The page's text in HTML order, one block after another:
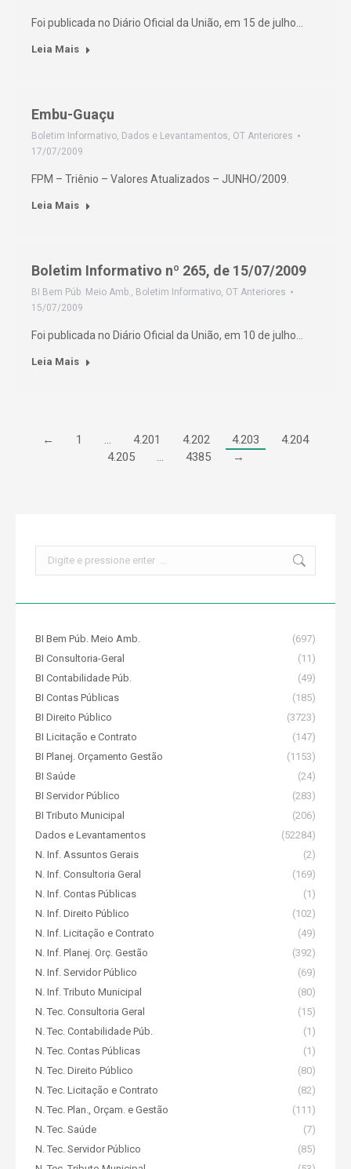
Foi publicada no Diário Oficial da União, em 15 de julho…
Leia Mais
Embu-Guaçu
Boletim Informativo, Dados e Levantamentos, OT Anteriores
17/07/2009
FPM – Triênio – Valores Atualizados – JUNHO/2009.
Leia Mais
Boletim Informativo nº 265, de 15/07/2009
BI Bem Púb. Meio Amb., Boletim Informativo, OT Anteriores
15/07/2009
Foi publicada no Diário Oficial da União, em 10 de julho…
Leia Mais
← 1 … 4.201 4.202 4.203
4.204
4.205
… 4385 →
BI Bem Púb. Meio Amb.
(697)
BI Consultoria-Geral
(11)
BI Contabilidade Púb.
(49)
BI Contas Públicas
(185)
BI Direito Público
(3723)
BI Licitação e Contrato
(147)
BI Planej. Orçamento Gestão
(1153)
BI Saúde
(24)
BI Servidor Público
(283)
BI Tributo Municipal
(206)
Dados e Levantamentos
(52284)
N. Inf. Assuntos Gerais
(2)
N. Inf. Consultoria Geral
(169)
N. Inf. Contas Públicas
(1)
N. Inf. Direito Público
(102)
N. Inf. Licitação e Contrato
(49)
N. Inf. Planej. Orç. Gestão
(392)
N. Inf. Servidor Público
(69)
N. Inf. Tributo Municipal
(80)
N. Tec. Consultoria Geral
(15)
N. Tec. Contabilidade Púb.
(1)
N. Tec. Contas Públicas
(1)
N. Tec. Direito Público
(80)
N. Tec. Licitação e Contrato
(82)
N. Tec. Plan., Orçam. e Gestão
(111)
N. Tec. Saúde
(7)
N. Tec. Servidor Público
(85)